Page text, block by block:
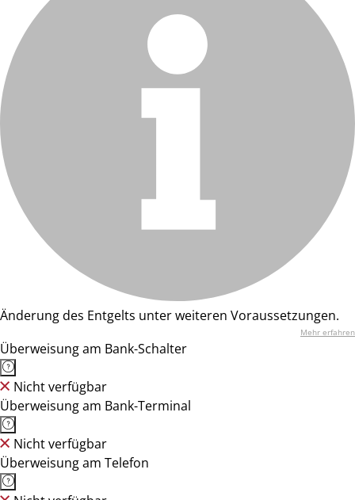
Änderung des Entgelts unter weiteren Voraussetzungen.
Mehr erfahren
Überweisung am Bank-Schalter
Nicht verfügbar
Überweisung am Bank-Terminal
Nicht verfügbar
Überweisung am Telefon